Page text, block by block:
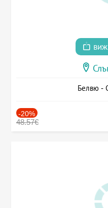
Белвю -
-20%
48.57€